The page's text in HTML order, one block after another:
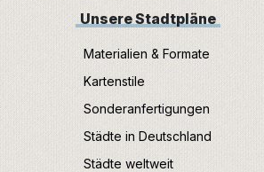
Unsere Stadtpläne
Materialien & Formate
Kartenstile
Sonderanfertigungen
Städte in Deutschland
Städte weltweit